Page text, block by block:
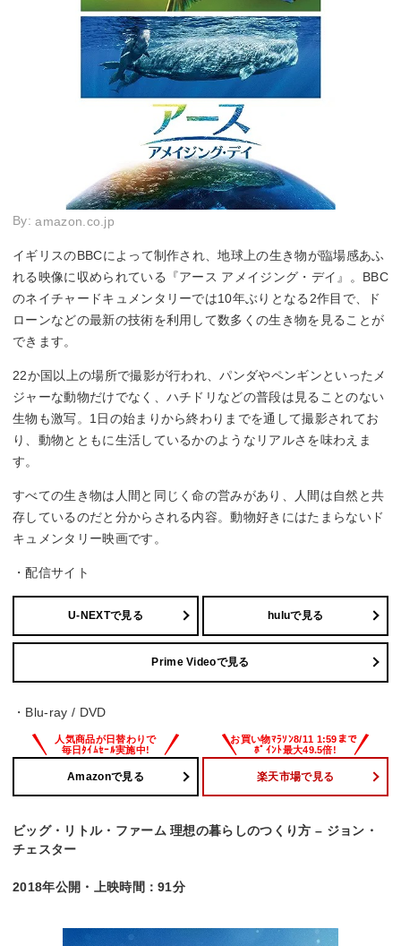
By:amazon.co.jp
イギリスのBBCによって制作され、地球上の生き物が臨場感あふ
れる映像に収められている『アース アメイジング・デイ』。BBC
のネイチャードキュメンタリーでは10年ぶりとなる2作目で、ド
ローンなどの最新の技術を利用して数多くの生き物を見ることが
できます。
22か国以上の場所で撮影が行われ、パンダやペンギンといったメ
ジャーな動物だけでなく、ハチドリなどの普段は見ることのない
生物も激写。1日の始まりから終わりまでを通して撮影されてお
り、動物とともに生活しているかのようなリアルさを味わえま
す。
すべての生き物は人間と同じく命の営みがあり、人間は自然と共
存しているのだと分からされる内容。動物好きにはたまらないド
キュメンタリー映画です。
・配信サイト
U-NEXTで見る huluで見る
Prime Videoで見る
・Blu-ray / DVD
Amazonで見る 楽天市場で見る
ビッグ・リトル・ファーム 理想の暮らしのつくり方 – ジョン・
チェスター
2018年公開・上映時間：91分